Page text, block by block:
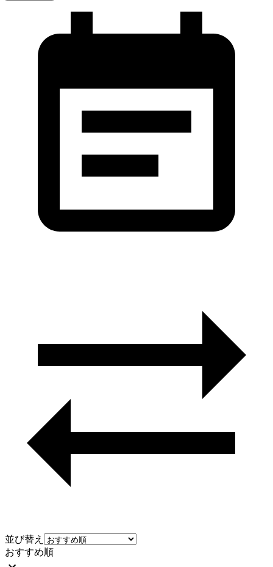
並び替え
おすすめ順